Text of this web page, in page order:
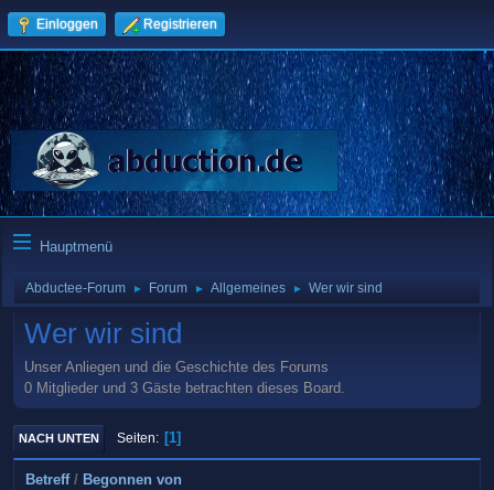
Einloggen Registrieren
Hauptmenü
Abductee-Forum ► Forum ► Allgemeines ► Wer wir sind
Wer wir sind
Unser Anliegen und die Geschichte des Forums
0 Mitglieder und 3 Gäste betrachten dieses Board.
NACH UNTEN Seiten 1
Betreff/ Begonnen von